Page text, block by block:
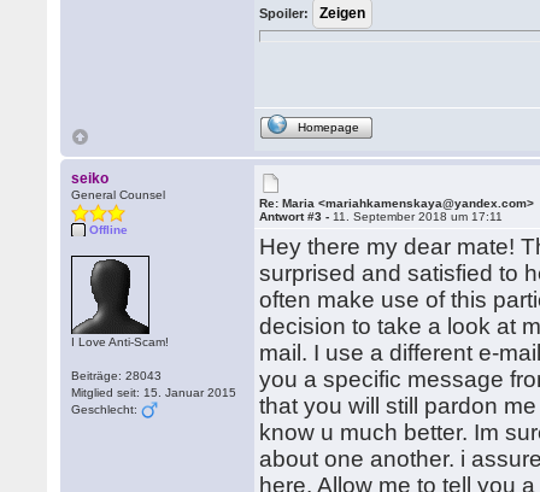
Spoiler:
Homepage
seiko
General Counsel
Offline
I Love Anti-Scam!
Beiträge: 28043
Mitglied seit: 15. Januar 2015
Geschlecht:
Re: Maria <mariahkamenskaya@yandex.com>
Antwort #3 - 11. September 2018 um 17:11
Hey there my dear mate!
surprised and satisfied to
often make use of this
decision to take a look at
mail. I use a different e-
you a specific message
that you will still pardon
know u much better. Im
about one another. i
here. Allow me to tell you